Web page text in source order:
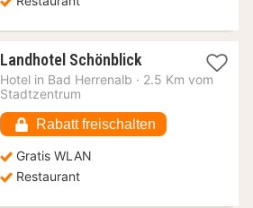
Landhotel Schönblick1
Nacht
€
Hotel in Bad Herrenalb · 2.5 Km vom
Stadtzentrum
Rabatt freischalten
Gratis WLAN
Restaurant